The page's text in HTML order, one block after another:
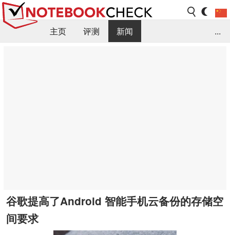
主页 评测
新闻
...
谷歌提高了Android 智能手机云备份的存储空
间要求